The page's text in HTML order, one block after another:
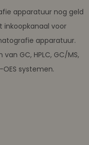
apparatuur nog geld
inkoopkanaal voor
apparatuur.
GC, HPLC, GC/MS,
OES systemen.